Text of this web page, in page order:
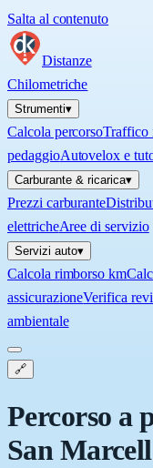
Salta al contenuto
Distanze
Chilometriche
Strumenti▾
Calcola percorsoTraffico
pedaggioAutovelox e
Carburante & ricarica▾
Prezzi carburante
elettricheAree di servizio
Servizi auto▾
Calcola rimborso km
assicurazioneVerifica
ambientale
🔗
Percorso a
San